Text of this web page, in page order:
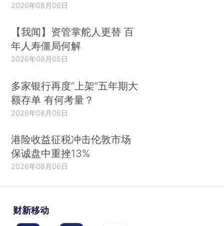
2026年08月06日
【我闻】资管掌舵人更替 百
年人寿僵局何解
2026年08月05日
多家银行再度“上架”五年期大
额存单 有何考量？
2026年08月06日
港险收益征税冲击伦敦市场
保诚盘中重挫13%
2026年08月06日
财新移动